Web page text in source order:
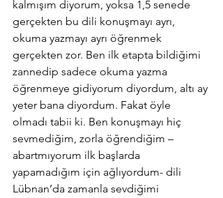
kalmışım diyorum, yoksa 1,5 senede
gerçekten bu dili konuşmayı ayrı,
okuma yazmayı ayrı öğrenmek
gerçekten zor. Ben ilk etapta bildiğimi
zannedip sadece okuma yazma
öğrenmeye gidiyorum diyordum, altı ay
yeter bana diyordum. Fakat öyle
olmadı tabii ki. Ben konuşmayı hiç
sevmediğim, zorla öğrendiğim –
abartmıyorum ilk başlarda
yapamadığım için ağlıyordum- dili
Lübnan’da zamanla sevdiğimi